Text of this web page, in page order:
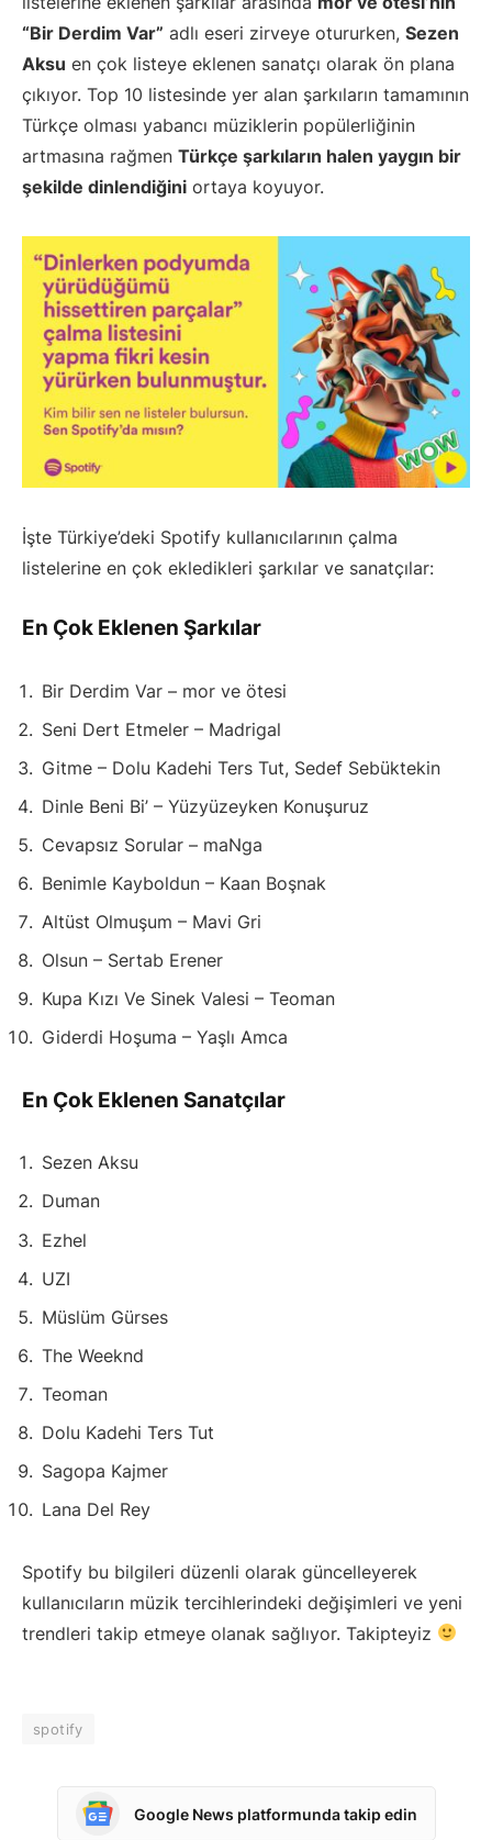
“Bir Derdim Var” adlı eseri zirveye otururken, Sezen
Aksu en çok listeye eklenen sanatçı olarak ön plana
çıkıyor. Top 10 listesinde yer alan şarkıların tamamının
Türkçe olması yabancı müziklerin popülerliğinin
artmasına rağmen Türkçe şarkıların halen yaygın bir
şekilde dinlendiğini ortaya koyuyor.
İşte Türkiye’deki Spotify kullanıcılarının çalma
listelerine en çok ekledikleri şarkılar ve sanatçılar:
En Çok Eklenen Şarkılar
Bir Derdim Var – mor ve ötesi
Seni Dert Etmeler – Madrigal
Gitme – Dolu Kadehi Ters Tut, Sedef Sebüktekin
Dinle Beni Bi’ – Yüzyüzeyken Konuşuruz
Cevapsız Sorular – maNga
Benimle Kayboldun – Kaan Boşnak
Altüst Olmuşum – Mavi Gri
Olsun – Sertab Erener
Kupa Kızı Ve Sinek Valesi – Teoman
Giderdi Hoşuma – Yaşlı Amca
En Çok Eklenen Sanatçılar
Sezen Aksu
Duman
Ezhel
UZI
Müslüm Gürses
The Weeknd
Teoman
Dolu Kadehi Ters Tut
Sagopa Kajmer
Lana Del Rey
Spotify bu bilgileri düzenli olarak güncelleyerek
kullanıcıların müzik tercihlerindeki değişimleri ve yeni
trendleri takip etmeye olanak sağlıyor. Takipteyiz
spotify
Google News platformunda takip edin